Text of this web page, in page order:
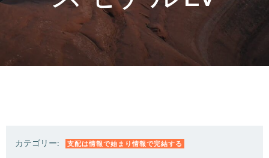
カテゴリー: 支配は情報で始まり情報で完結する